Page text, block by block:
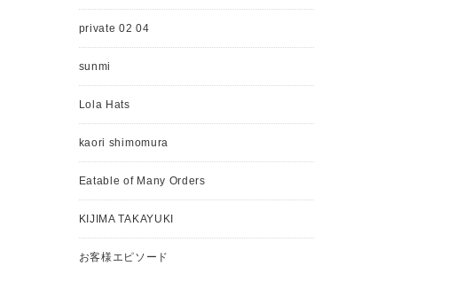
private 02 04
sunmi
Lola Hats
kaori shimomura
Eatable of Many Orders
KIJIMA TAKAYUKI
お客様エピソード